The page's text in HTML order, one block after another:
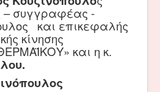
– συγγραφέας -
και επικεφαλής
κίνησης
και η κ.